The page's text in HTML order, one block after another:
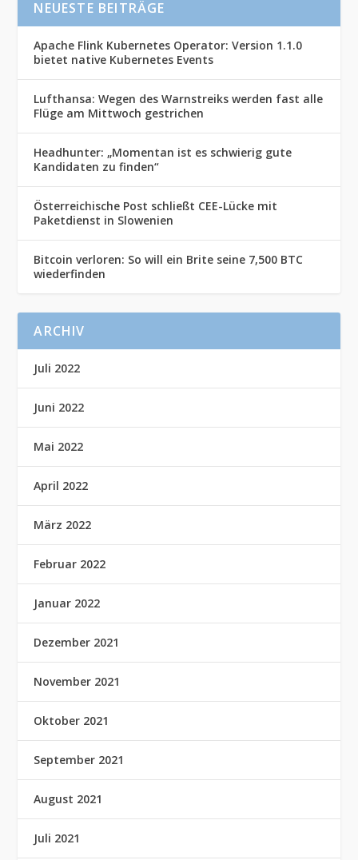
NEUESTE BEITRÄGE
Apache Flink Kubernetes Operator: Version 1.1.0
bietet native Kubernetes Events
Lufthansa: Wegen des Warnstreiks werden fast alle
Flüge am Mittwoch gestrichen
Headhunter: „Momentan ist es schwierig gute
Kandidaten zu finden“
Österreichische Post schließt CEE-Lücke mit
Paketdienst in Slowenien
Bitcoin verloren: So will ein Brite seine 7,500 BTC
wiederfinden
ARCHIV
Juli 2022
Juni 2022
Mai 2022
April 2022
März 2022
Februar 2022
Januar 2022
Dezember 2021
November 2021
Oktober 2021
September 2021
August 2021
Juli 2021